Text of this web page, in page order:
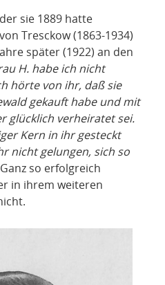
sie 1889 hatte
Tresckow (1863-1934)
später (1922) an den
H. habe ich nicht
hörte von ihr, daß sie
gekauft habe und mit
glücklich verheiratet sei.
Kern in ihr gesteckt
nicht gelungen, sich so
Ganz so erfolgreich
in ihrem weiteren